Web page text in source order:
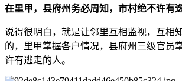
在里甲，县府州务必周知，市村绝不许有逸
说得很明白，就是让邻里互相监视，互相
的，里甲掌握各户情况，县府州三级官员
许有逃走的人。